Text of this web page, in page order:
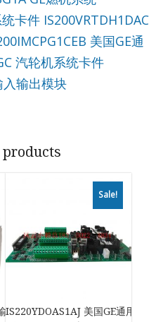
统卡件 IS200VRTDH1DAC
美国GE通
汽轮机系统卡件
入输出模块
products
入输出模块
Sale!
IS220YDOAS1AJ 美国GE通用电气